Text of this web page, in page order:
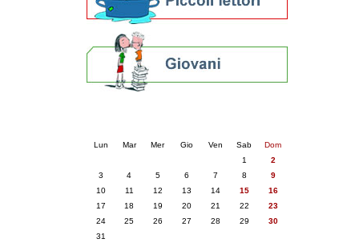
Lun Mar Mer Gio Ven Sab
Dom
1
2
3
4 5 6 7 8
9
10
11 12 13 14 15
16
17
18 19 20 21 22
23
24
25 26 27 28 29
30
31